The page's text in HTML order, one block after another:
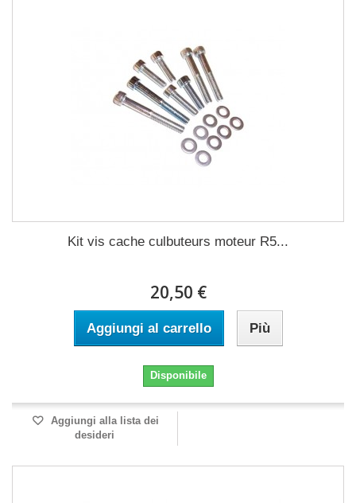
Kit vis cache culbuteurs moteur R5...
20,50 €
Aggiungi al carrello Più
Disponibile
Aggiungi alla lista dei
desideri